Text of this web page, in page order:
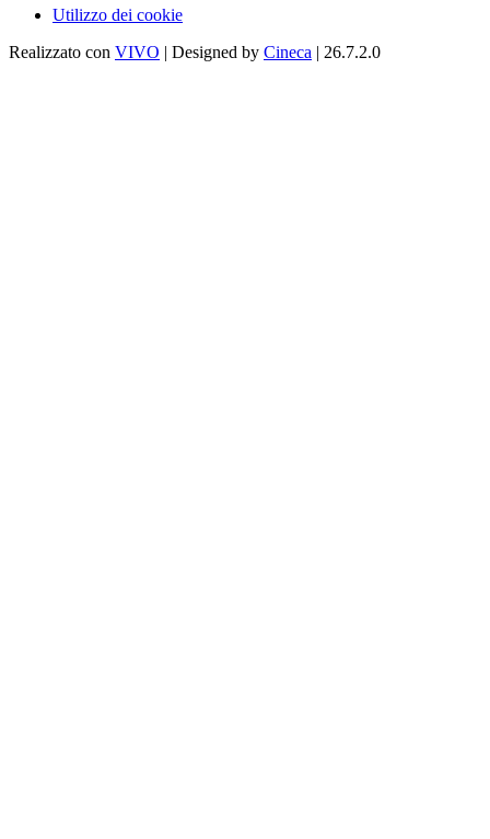
Utilizzo dei cookie
Realizzato con VIVO | Designed by Cineca | 26.7.2.0